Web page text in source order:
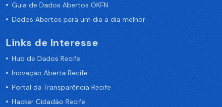
Guia de Dados Abertos OKFN
Dados Abertos para um dia a dia melhor
Links de Interesse
Hub de Dados Recife
Inovação Aberta Recife
Portal da Transparência Recife
Hacker Cidadão Recife